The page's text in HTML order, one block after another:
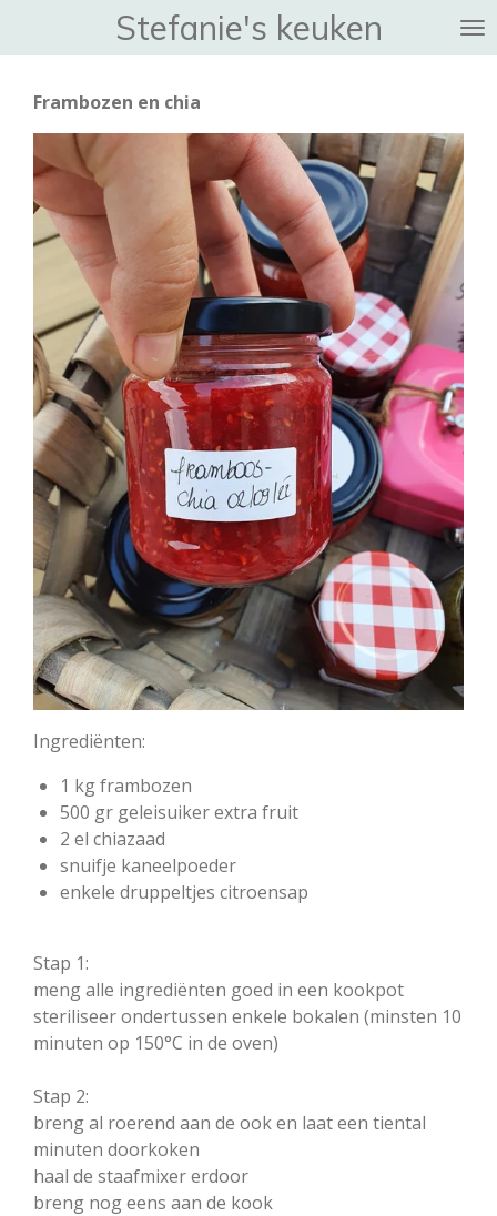
hoofdinhoud
Stefanie's keuken
Frambozen en chia
Ingrediënten:
1 kg frambozen
500 gr geleisuiker extra fruit
2 el chiazaad
snuifje kaneelpoeder
enkele druppeltjes citroensap
Stap 1:
meng alle ingrediënten goed in een kookpot
steriliseer ondertussen enkele bokalen (minsten 10
minuten op 150°C in de oven)
Stap 2:
breng al roerend aan de ook en laat een tiental
minuten doorkoken
haal de staafmixer erdoor
breng nog eens aan de kook